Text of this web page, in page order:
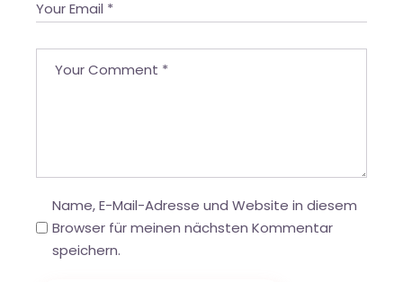
Name, E-Mail-Adresse und Website in diesem
Browser für meinen nächsten Kommentar
speichern.